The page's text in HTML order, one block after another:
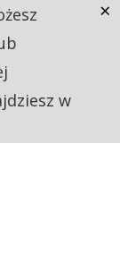
w
×